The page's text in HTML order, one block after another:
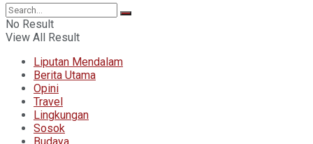
No Result
View All Result
Liputan Mendalam
Berita Utama
Opini
Travel
Lingkungan
Sosok